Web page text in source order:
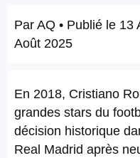
Par AQ • Publié le 13
Août 2025
En 2018, Cristiano
grandes stars du
décision historique
Real Madrid après